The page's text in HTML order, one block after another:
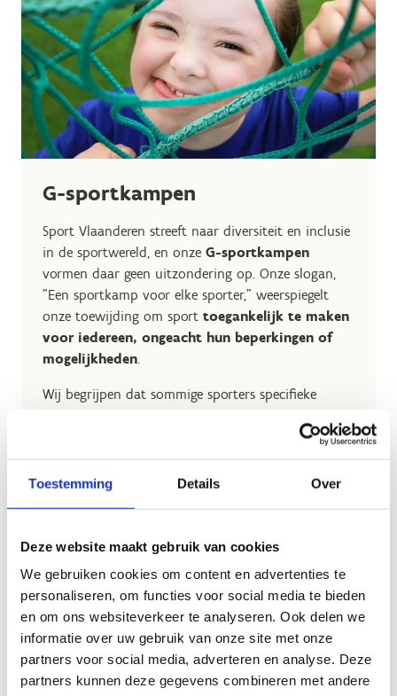
Toestemming Details Over
Deze website maakt gebruik van cookies
We gebruiken cookies om content en advertenties te
personaliseren, om functies voor social media te bieden
en om ons websiteverkeer te analyseren. Ook delen we
informatie over uw gebruik van onze site met onze
partners voor social media, adverteren en analyse. Deze
partners kunnen deze gegevens combineren met andere
G-sportkampen
Sport Vlaanderen streeft naar diversiteit en inclusie
in de sportwereld, en onze G-sportkampen
vormen daar geen uitzondering op. Onze slogan,
"Een sportkamp voor elke sporter," weerspiegelt
onze toewijding om sport toegankelijk te maken
voor iedereen, ongeacht hun beperkingen of
mogelijkheden.
Wij begrijpen dat sommige sporters specifieke